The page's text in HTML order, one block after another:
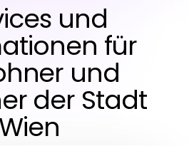
und
für
und
der Stadt
Wien